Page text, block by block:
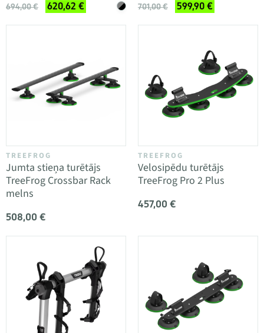
694,00 € 620,62 € 701,00 € 599,90 €
TREEFROG
Jumta stieņa turētājs
TreeFrog Crossbar Rack
melns
508,00 €
TREEFROG
Velosipēdu turētājs
TreeFrog Pro 2 Plus
457,00 €